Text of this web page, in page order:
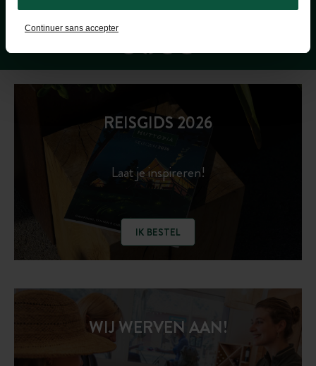
Continuer sans accepter
REISGIDS 2026
Laat je inspireren!
IK BESTEL
WIJ WERVEN AAN!